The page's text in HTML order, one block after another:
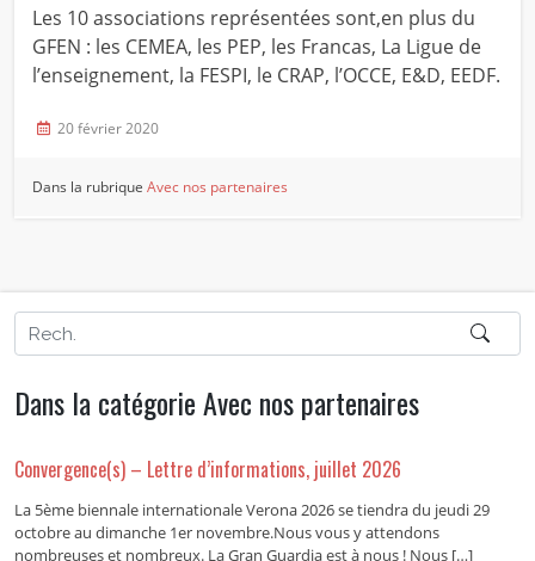
Les 10 associations représentées sont,en plus du
GFEN : les CEMEA, les PEP, les Francas, La Ligue de
l’enseignement, la FESPI, le CRAP, l’OCCE, E&D, EEDF.
20 février 2020
Dans la rubriqueAvec nos partenaires
Dans la catégorie Avec nos partenaires
Convergence(s) – Lettre d’informations, juillet 2026
La 5ème biennale internationale Verona 2026 se tiendra du jeudi 29
octobre au dimanche 1er novembre.Nous vous y attendons
nombreuses et nombreux. La Gran Guardia est à nous ! Nous […]